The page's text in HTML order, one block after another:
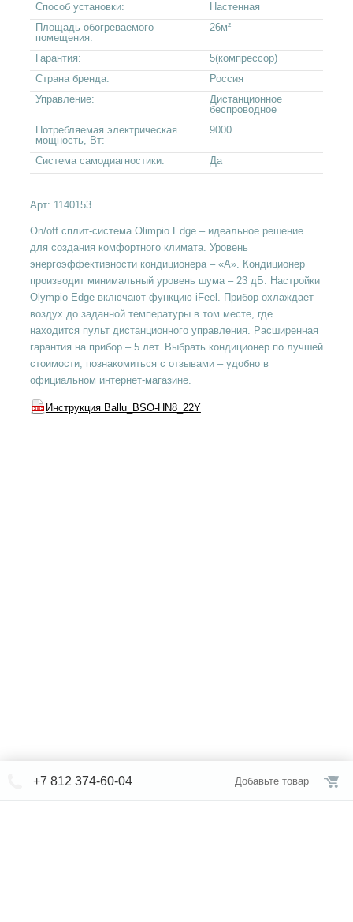
Способ установки:
Настенная
Площадь обогреваемого
помещения:
26м²
Гарантия:
5(компрессор)
Страна бренда:
Россия
Управление:
Дистанционное
беспроводное
Потребляемая электрическая
мощность, Вт:
9000
Система самодиагностики: Да
Арт: 1140153
On/off сплит-система Olimpio Edge – идеальное решение
для создания комфортного климата. Уровень
энергоэффективности кондиционера – «А». Кондиционер
производит минимальный уровень шума – 23 дБ. Настройки
Olympio Edge включают функцию iFeel. Прибор охлаждает
воздух до заданной температуры в том месте, где
находится пульт дистанционного управления. Расширенная
гарантия на прибор – 5 лет. Выбрать кондиционер по лучшей
стоимости, познакомиться с отзывами – удобно в
официальном интернет-магазине.
Инструкция Ballu_BSO-HN8_22Y
+7 812 374-60-04 Добавьте товар